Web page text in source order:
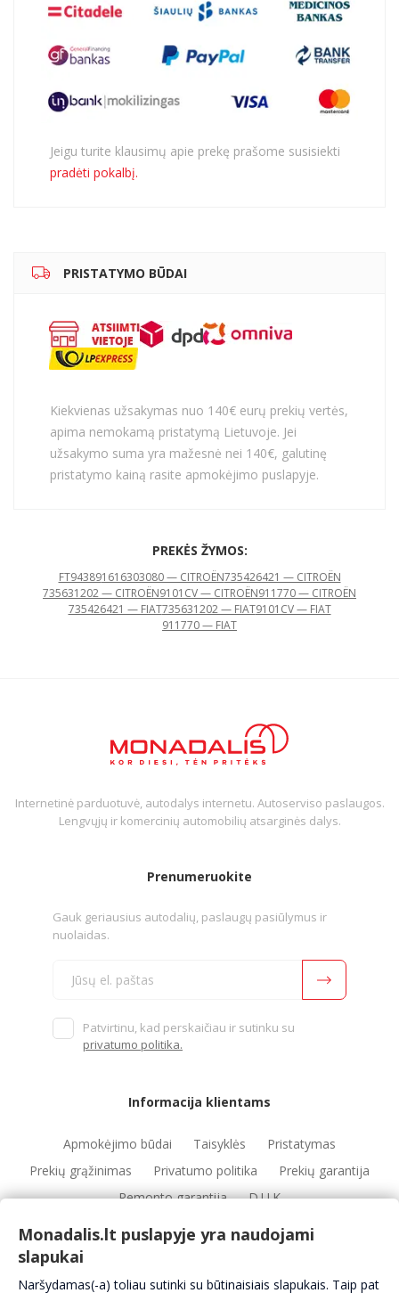
Jeigu turite klausimų apie prekę prašome susisiekti
pradėti pokalbį.
PRISTATYMO BŪDAI
Kiekvienas užsakymas nuo 140€ eurų prekių vertės,
apima nemokamą pristatymą Lietuvoje. Jei
užsakymo suma yra mažesnė nei 140€, galutinę
pristatymo kainą rasite apmokėjimo puslapyje.
PREKĖS ŽYMOS:
FT943891616303080 — CITROËN735426421 — CITROËN
735631202 — CITROËN9101CV — CITROËN911770 — CITROËN
735426421 — FIAT735631202 — FIAT9101CV — FIAT
911770 — FIAT
Internetinė parduotuvė, autodalys internetu. Autoserviso paslaugos.
Lengvųjų ir komercinių automobilių atsarginės dalys.
Prenumeruokite
Gauk geriausius autodalių, paslaugų pasiūlymus ir
nuolaidas.
Patvirtinu, kad perskaičiau ir sutinku su
privatumo politika.
Informacija klientams
Apmokėjimo būdai Taisyklės
Pristatymas
Prekių grąžinimas
Privatumo politika
Prekių garantija
Remonto garantija
D.U.K
Monadalis.lt puslapyje yra naudojami
slapukai
Naršydamas(-a) toliau sutinki su būtinaisiais slapukais. Taip pat